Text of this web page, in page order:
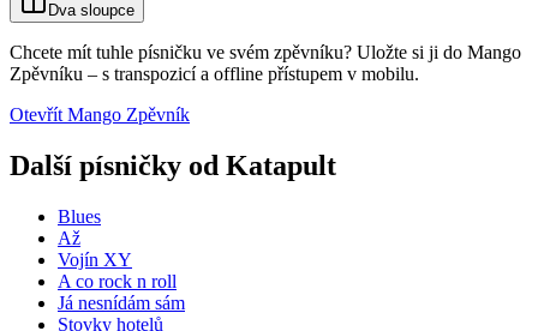
Dva sloupce
Chcete mít tuhle písničku ve svém zpěvníku? Uložte si ji do Mango
Zpěvníku – s transpozicí a offline přístupem v mobilu.
Otevřít Mango Zpěvník
Další písničky od Katapult
Blues
Až
Vojín XY
A co rock n roll
Já nesnídám sám
Stovky hotelů